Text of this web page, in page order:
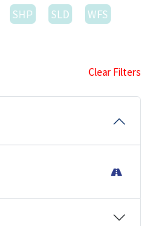
SHP SLD
WFS
Clear Filters